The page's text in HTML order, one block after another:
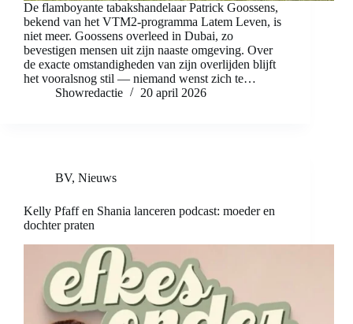
De flamboyante tabakshandelaar Patrick Goossens,
bekend van het VTM2-programma Latem Leven, is
niet meer. Goossens overleed in Dubai, zo
bevestigen mensen uit zijn naaste omgeving. Over
de exacte omstandigheden van zijn overlijden blijft
het vooralsnog stil — niemand wenst zich te…
Showredactie
20 april 2026
BV, Nieuws
Kelly Pfaff en Shania lanceren podcast: moeder en
dochter praten